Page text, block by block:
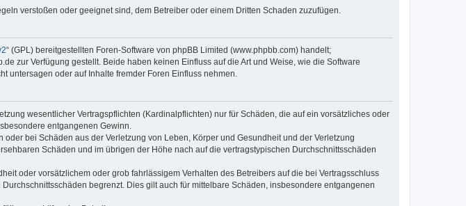
verstoßen oder geeignet sind, dem Betreiber oder einem Dritten Schaden zuzufügen.
“ (GPL) bereitgestellten Foren-Software von phpBB Limited (www.phpbb.com) handelt;
zur Verfügung gestellt. Beide haben keinen Einfluss auf die Art und Weise, wie die Software
untersagen oder auf Inhalte fremder Foren Einfluss nehmen.
wesentlicher Vertragspflichten (Kardinalpflichten) nur für Schäden, die auf ein vorsätzliches oder
entgangenen Gewinn.
bei Schäden aus der Verletzung von Leben, Körper und Gesundheit und der Verletzung
Schäden und im übrigen der Höhe nach auf die vertragstypischen Durchschnittsschäden
oder vorsätzlichem oder grob fahrlässigem Verhalten des Betreibers auf die bei Vertragsschluss
begrenzt. Dies gilt auch für mittelbare Schäden, insbesondere entgangenen